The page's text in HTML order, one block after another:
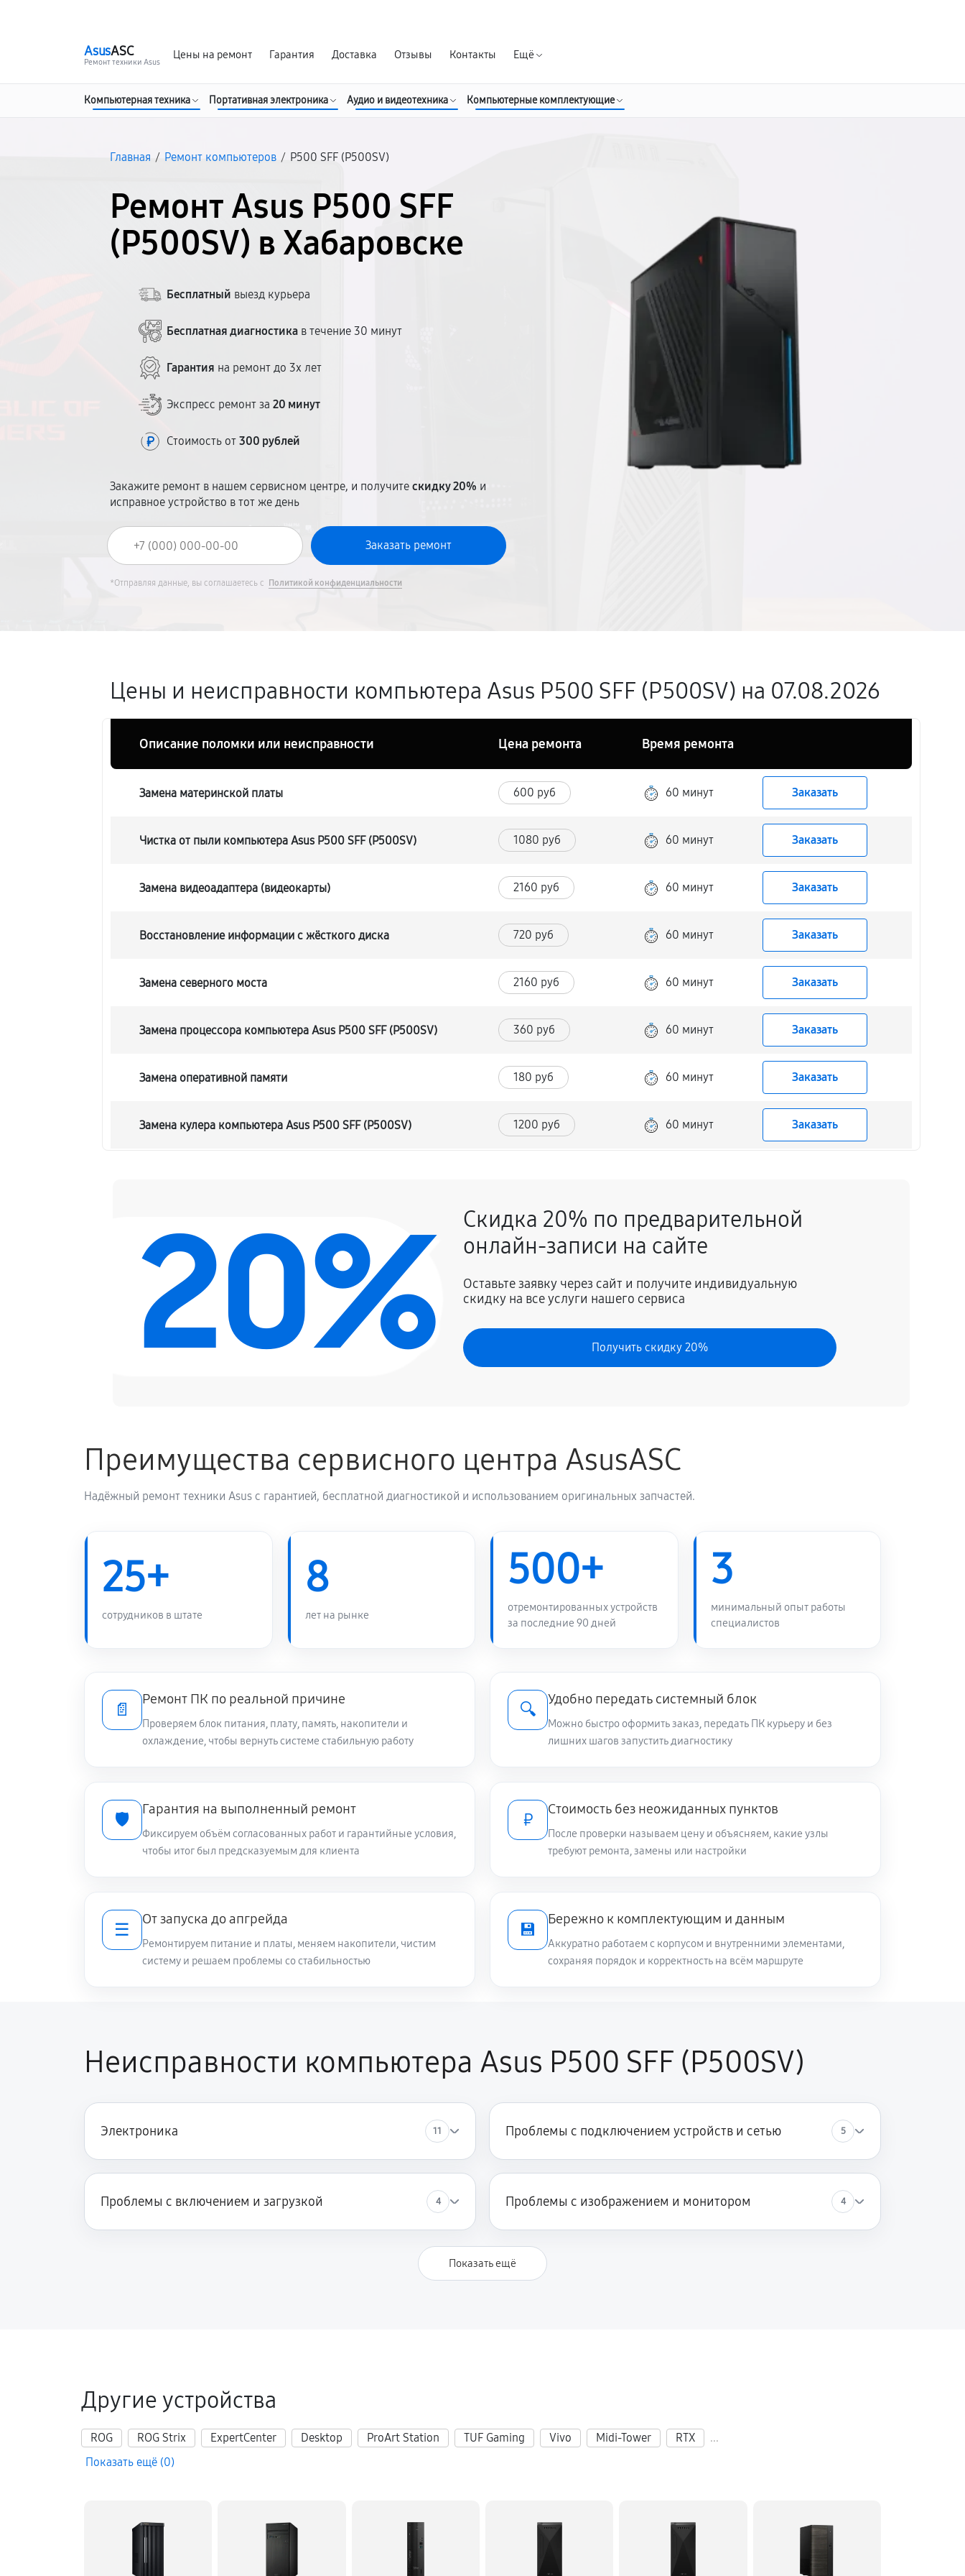
AsusASC
Ремонт техники Asus
Цены на ремонт Гарантия Доставка Отзывы Контакты Ещё
Компьютерная техника Портативная электроника Аудио и видеотехника Компьютерные комплектующие
Главная / Ремонт компьютеров / P500 SFF (P500SV)
Ремонт Asus P500 SFF
(P500SV) в Хабаровске
Бесплатный выезд курьера
Бесплатная диагностика в течение 30 минут
Гарантия на ремонт до 3х лет
Экспресс ремонт за20 минут
Стоимость от300 рублей
Закажите ремонт в нашем сервисном центре, и получитескидку 20% и
исправное устройство в тот же день
*Отправляя данные, вы соглашаетесь с Политикой конфиденциальности
Цены и неисправности компьютера Asus P500 SFF (P500SV) на 07.08.2026
Описание поломки или неисправности Цена ремонта Время ремонта
Замена материнской платы 600 руб 60 минут Заказать
Чистка от пыли компьютера Asus P500 SFF (P500SV) 1080 руб 60 минут Заказать
Замена видеоадаптера (видеокарты) 2160 руб 60 минут Заказать
Восстановление информации с жёсткого диска 720 руб 60 минут Заказать
Замена северного моста 2160 руб 60 минут Заказать
Замена процессора компьютера Asus P500 SFF (P500SV) 360 руб 60 минут Заказать
Замена оперативной памяти 180 руб 60 минут Заказать
Замена кулера компьютера Asus P500 SFF (P500SV) 1200 руб 60 минут Заказать
420 руб 60 минут Заказать
Замена звуковой платы
20%
Скидка 20% по предварительной
онлайн-записи на сайте
Оставьте заявку через сайт и получите индивидуальную
скидку на все услуги нашего сервиса
Получить скидку 20%
Преимущества сервисного центра AsusASC
Надёжный ремонт техники Asus с гарантией, бесплатной диагностикой и использованием оригинальных запчастей.
25+
сотрудников в штате
8
лет на рынке
500+
отремонтированных устройств
за последние 90 дней
3
минимальный опыт работы
специалистов
📄
Ремонт ПК по реальной причине
Проверяем блок питания, плату, память, накопители и
охлаждение, чтобы вернуть системе стабильную работу
🔍
Удобно передать системный блок
Можно быстро оформить заказ, передать ПК курьеру и без
лишних шагов запустить диагностику
🛡️
Гарантия на выполненный ремонт
Фиксируем объём согласованных работ и гарантийные условия,
чтобы итог был предсказуемым для клиента
₽
Стоимость без неожиданных пунктов
После проверки называем цену и объясняем, какие узлы
требуют ремонта, замены или настройки
☰
От запуска до апгрейда
Ремонтируем питание и платы, меняем накопители, чистим
систему и решаем проблемы со стабильностью
💾
Бережно к комплектующим и данным
Аккуратно работаем с корпусом и внутренними элементами,
сохраняя порядок и корректность на всём маршруте
Неисправности компьютера Asus P500 SFF (P500SV)
Электроника 11 Проблемы с подключением устройств и сетью 5
Проблемы с включением и загрузкой 4 Проблемы с изображением и монитором 4
Показать ещё
Другие устройства
ROG ROG Strix ExpertCenter Desktop ProArt Station TUF Gaming Vivo Midi-Tower RTX
...
Показать ещё (0)